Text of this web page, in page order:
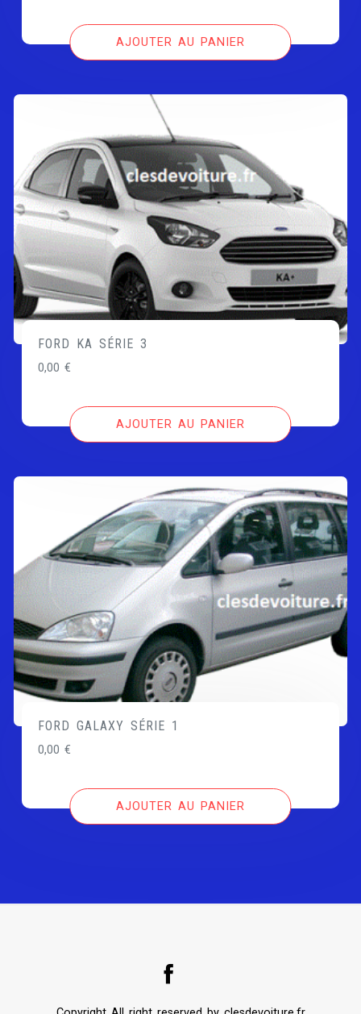
AJOUTER AU PANIER
FORD KA SÉRIE 3
0,00€
AJOUTER AU PANIER
FORD GALAXY SÉRIE 1
0,00€
AJOUTER AU PANIER